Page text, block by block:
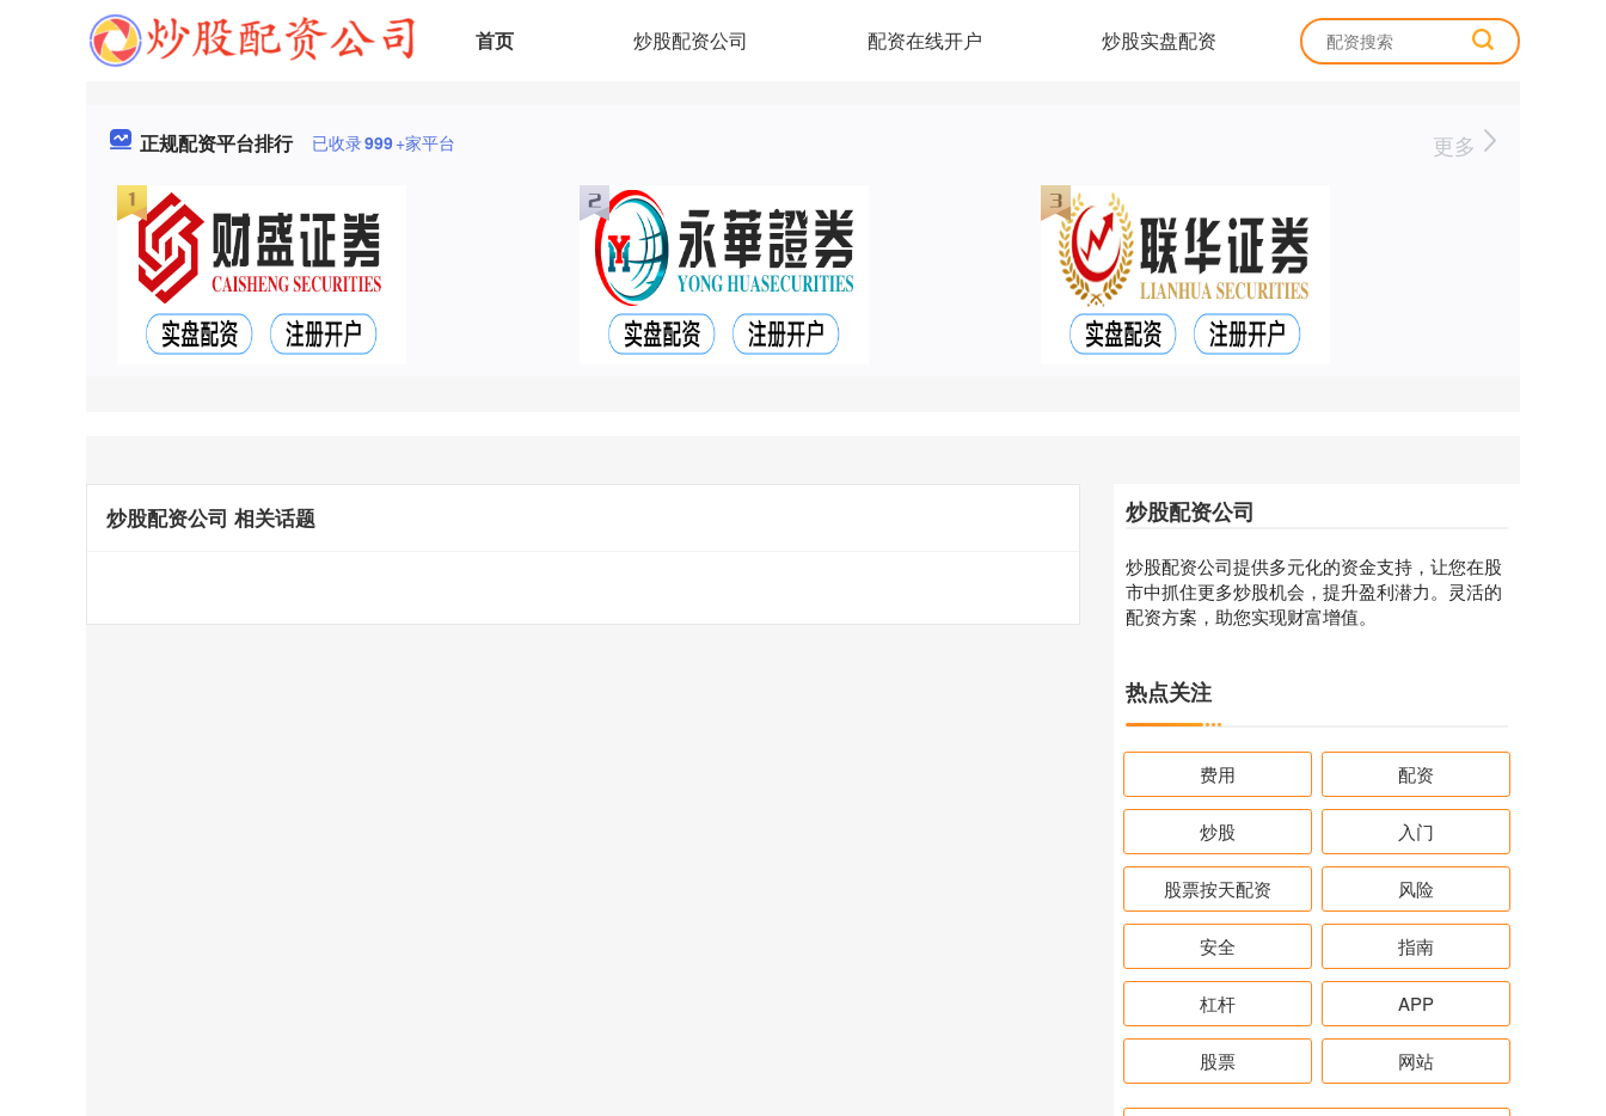
首页 炒股配资公司 配资在线开户 炒股实盘配资
正规配资平台排行 已收录999+家平台 更多
炒股配资公司 相关话题 炒股配资公司
炒股配资公司提供多元化的资金支持，让您在股
市中抓住更多炒股机会，提升盈利潜力。灵活的
配资方案，助您实现财富增值。
热点关注
费用 配资
炒股 入门
股票按天配资 风险
安全 指南
杠杆 APP
股票 网站